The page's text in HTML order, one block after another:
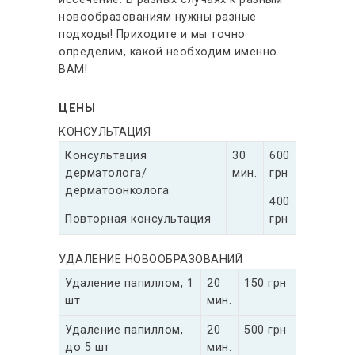
новообразованиям нужны разные
подходы! Приходите и мы точно
определим, какой необходим именно
ВАМ!
ЦЕНЫ
КОНСУЛЬТАЦИЯ
Консультация
дерматолога/
дерматоонколога
Повторная консультация
30
мин.
600
грн
400
грн
УДАЛЕНИЕ НОВООБРАЗОВАНИЙ
Удаление папиллом, 1
шт
20
мин.
150 грн
Удаление папиллом,
до 5 шт
20
мин.
500 грн